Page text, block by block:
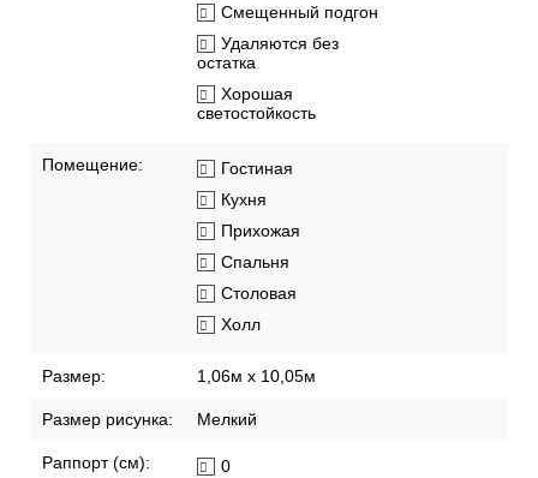
Смещенный подгон
Удаляются без
остатка
Хорошая
светостойкость
Помещение:
Гостиная
Кухня
Прихожая
Спальня
Столовая
Холл
Размер: 1,06м х 10,05м
Размер рисунка: Мелкий
Раппорт (см): 0